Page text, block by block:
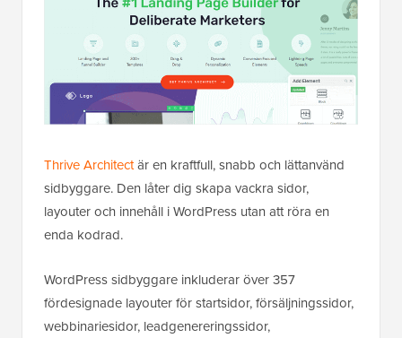
Thrive Architectär en kraftfull, snabb och lättanvänd
sidbyggare. Den låter dig skapa vackra sidor,
layouter och innehåll i WordPress utan att röra en
enda kodrad.
WordPress sidbyggare inkluderar över 357
fördesignade layouter för startsidor, försäljningssidor,
webbinariesidor, leadgenereringssidor,